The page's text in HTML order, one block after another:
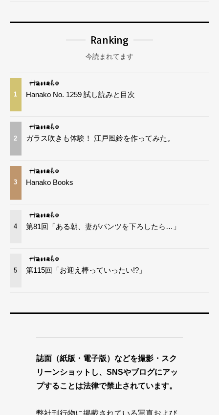
Ranking
今読まれてます
1 Hanako No. 1259 試し読みと目次
2 ガラス吹きも体験！ 江戸風鈴を作ってみた。
3 Hanako Books
4 第81回「ある朝、妻がパンツを下ろしたら…」
5 第115回「お迎え棒っていったい!?」
誌面（紙版・電子版）などを撮影・スク
リーンショットし、SNSやブログにアッ
プすることは法律で禁止されています。
弊社刊行物に掲載されている写真および